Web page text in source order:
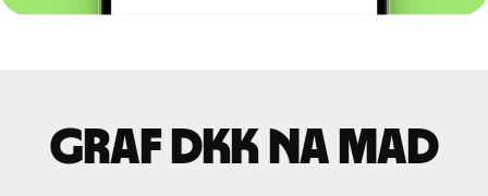
graf DKK na MAD